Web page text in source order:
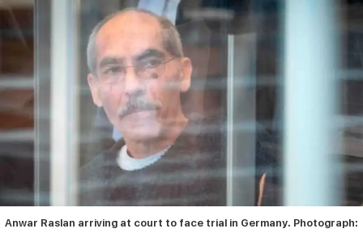
Anwar Raslan arriving at court to face trial in Germany. Photograph: